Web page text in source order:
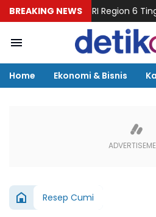
BREAKING NEWS
BRI Region 6 Tingkatkan
Home Ekonomi & Bisnis
Resep Cumi